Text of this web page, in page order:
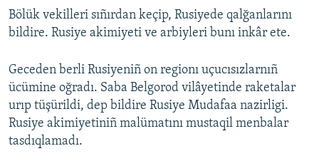
Bölük vekilleri sıñırdan keçip, Rusiyede qalğanlarını
bildire. Rusiye akimiyeti ve arbiyleri bunı inkâr ete.
Geceden berli Rusiyeniñ on regionı uçucısızlarnıñ
ücümine oğradı. Saba Belgorod vilâyetinde raketalar
urıp tüşürildi, dep bildire Rusiye Mudafaa nazirligi.
Rusiye akimiyetiniñ malümatını mustaqil menbalar
tasdıqlamadı.